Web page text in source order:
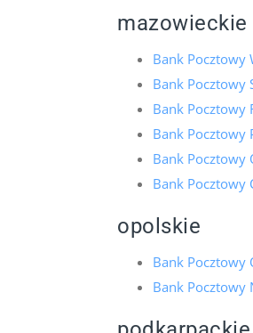
mazowieckie
Bank Pocztowy
Bank Pocztowy
Bank Pocztowy
Bank Pocztowy
Bank Pocztowy
Bank Pocztowy
opolskie
Bank Pocztowy
Bank Pocztowy